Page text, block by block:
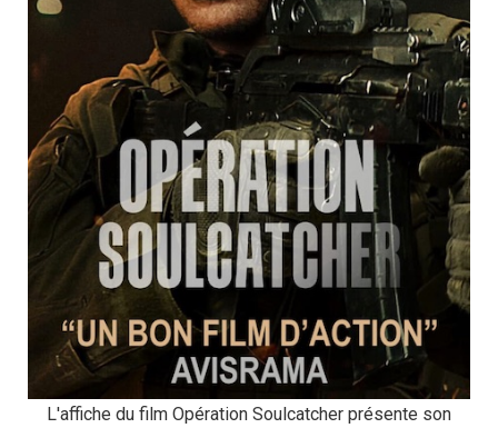
L'affiche du film Opération Soulcatcher présente son